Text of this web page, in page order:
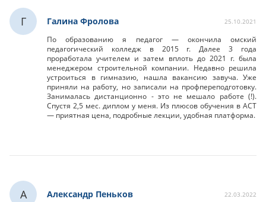
Г Галина Фролова 25.10.2021
По образованию я педагог — окончила омский
педагогический колледж в 2015 г. Далее 3 года
проработала учителем и затем вплоть до 2021 г. была
менеджером строительной компании. Недавно решила
устроиться в гимназию, нашла вакансию завуча. Уже
приняли на работу, но записали на профпереподготовку.
Занималась дистанционно - это не мешало работе (!).
Спустя 2,5 мес. диплом у меня. Из плюсов обучения в АСТ
— приятная цена, подробные лекции, удобная платформа.
А Александр Пеньков 22.03.2022